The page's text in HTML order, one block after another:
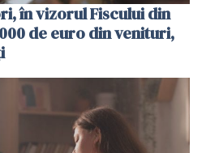
în vizorul Fiscului din
de euro din venituri,